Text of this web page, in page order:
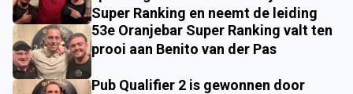
Super Ranking en neemt de leiding
53e Oranjebar Super Ranking valt ten
prooi aan Benito van der Pas
Pub Qualifier 2 is gewonnen door